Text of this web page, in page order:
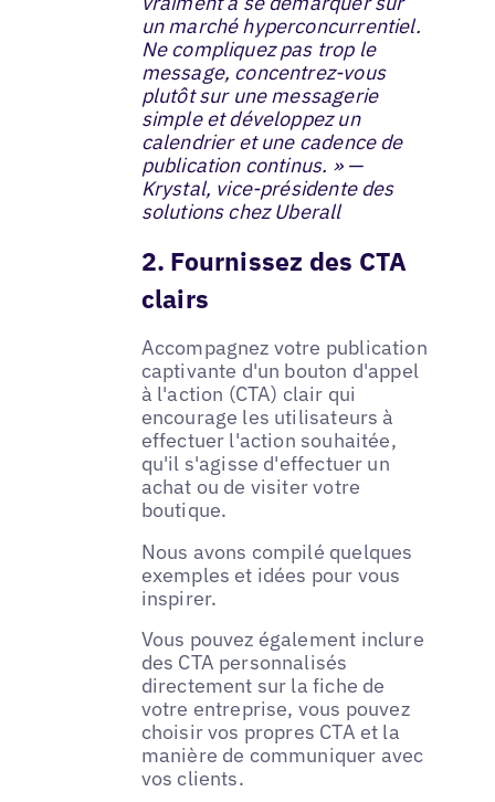
un marché hyperconcurrentiel.
Ne compliquez pas trop le
message, concentrez-vous
plutôt sur une messagerie
simple et développez un
calendrier et une cadence de
publication continus. » —
Krystal, vice-présidente des
solutions chez Uberall
2. Fournissez des CTA
clairs
Accompagnez votre publication
captivante d'un bouton d'appel
à l'action (CTA) clair qui
encourage les utilisateurs à
effectuer l'action souhaitée,
qu'il s'agisse d'effectuer un
achat ou de visiter votre
boutique.
Nous avons compilé quelques
exemples et idées pour vous
inspirer.
Vous pouvez également inclure
des CTA personnalisés
directement sur la fiche de
votre entreprise, vous pouvez
choisir vos propres CTA et la
manière de communiquer avec
vos clients.